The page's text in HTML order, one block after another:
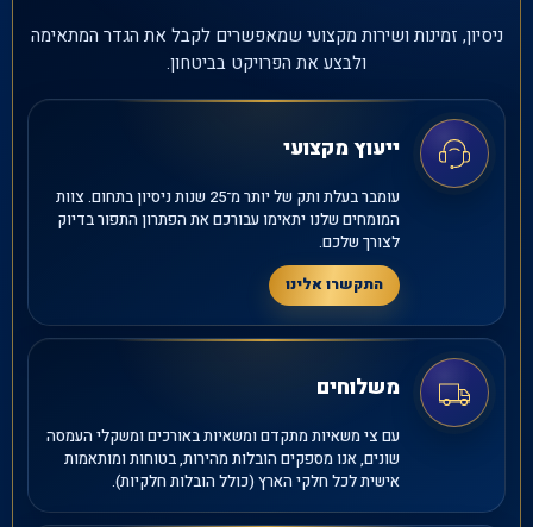
ניסיון, זמינות ושירות מקצועי שמאפשרים לקבל את הגדר המתאימה
ולבצע את הפרויקט בביטחון.
ייעוץ מקצועי
עומבר בעלת ותק של יותר מ־25 שנות ניסיון בתחום. צוות
המומחים שלנו יתאימו עבורכם את הפתרון התפור בדיוק
לצורך שלכם.
התקשרו אלינו
משלוחים
עם צי משאיות מתקדם ומשאיות באורכים ומשקלי העמסה
שונים, אנו מספקים הובלות מהירות, בטוחות ומותאמות
אישית לכל חלקי הארץ (כולל הובלות חלקיות).